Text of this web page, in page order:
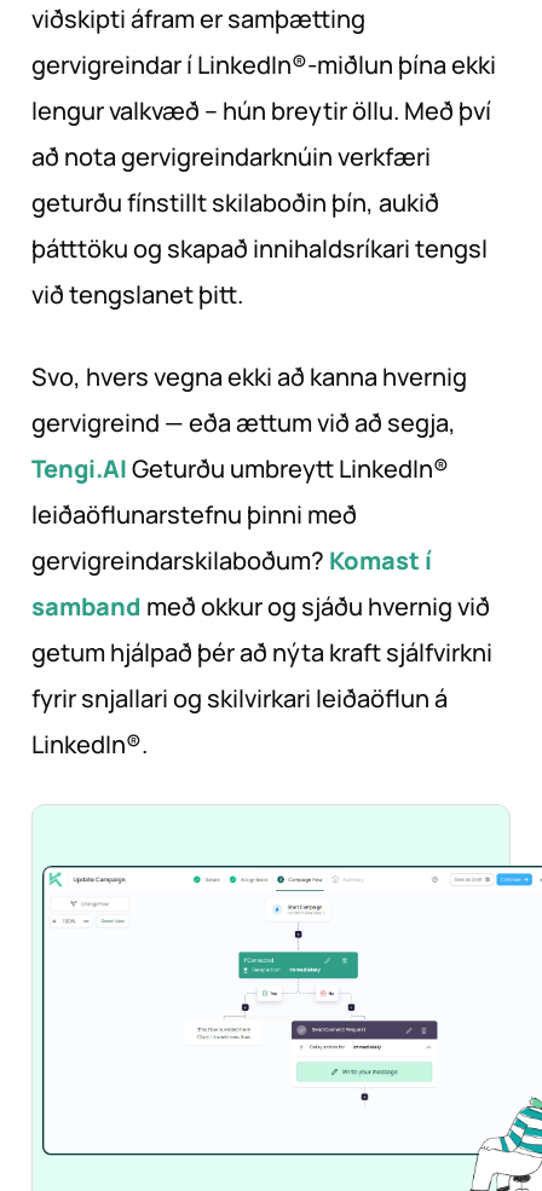
viðskipti áfram er samþætting
gervigreindar í LinkedIn®-miðlun þína ekki
lengur valkvæð – hún breytir öllu. Með því
að nota gervigreindarknúin verkfæri
geturðu fínstillt skilaboðin þín, aukið
þátttöku og skapað innihaldsríkari tengsl
við tengslanet þitt.
Svo, hvers vegna ekki að kanna hvernig
gervigreind — eða ættum við að segja,
Tengi.AIGeturðu umbreytt LinkedIn®
leiðaöflunarstefnu þinni með
gervigreindarskilaboðum? Komast í
samband með okkur og sjáðu hvernig við
getum hjálpað þér að nýta kraft sjálfvirkni
fyrir snjallari og skilvirkari leiðaöflun á
LinkedIn®.